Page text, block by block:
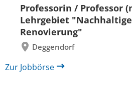
Professorin / Professor
Lehrgebiet
Renovierung"
Deggendorf
zurück
Zur Jobbörse